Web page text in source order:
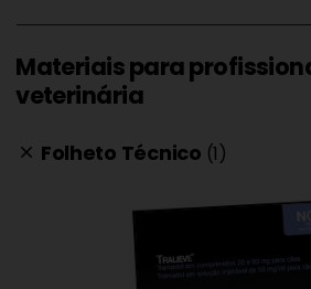
Materiais para
veterinária
clear Folheto Técnico (1)